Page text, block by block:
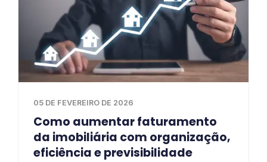
05 DE FEVEREIRO DE 2026
Como aumentar faturamento
da imobiliária com organização,
eficiência e previsibilidade